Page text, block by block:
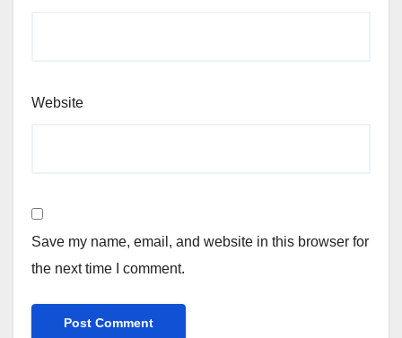
Website
Save my name, email, and website in this browser for
the next time I comment.